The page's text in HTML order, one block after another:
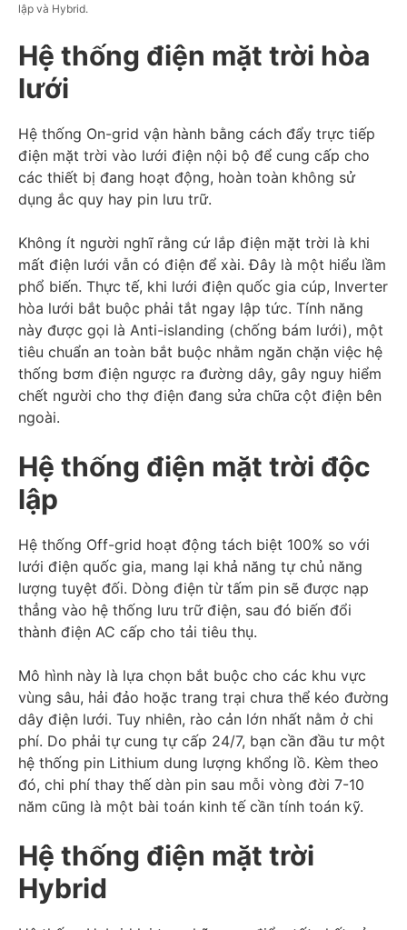
lập và Hybrid.
Hệ thống điện mặt trời hòa
lưới
Hệ thống On-grid vận hành bằng cách đẩy trực tiếp
điện mặt trời vào lưới điện nội bộ để cung cấp cho
các thiết bị đang hoạt động, hoàn toàn không sử
dụng ắc quy hay pin lưu trữ.
Không ít người nghĩ rằng cứ lắp điện mặt trời là khi
mất điện lưới vẫn có điện để xài. Đây là một hiểu lầm
phổ biến. Thực tế, khi lưới điện quốc gia cúp, Inverter
hòa lưới bắt buộc phải tắt ngay lập tức. Tính năng
này được gọi là Anti-islanding (chống bám lưới), một
tiêu chuẩn an toàn bắt buộc nhằm ngăn chặn việc hệ
thống bơm điện ngược ra đường dây, gây nguy hiểm
chết người cho thợ điện đang sửa chữa cột điện bên
ngoài.
Hệ thống điện mặt trời độc
lập
Hệ thống Off-grid hoạt động tách biệt 100% so với
lưới điện quốc gia, mang lại khả năng tự chủ năng
lượng tuyệt đối. Dòng điện từ tấm pin sẽ được nạp
thẳng vào hệ thống lưu trữ điện, sau đó biến đổi
thành điện AC cấp cho tải tiêu thụ.
Mô hình này là lựa chọn bắt buộc cho các khu vực
vùng sâu, hải đảo hoặc trang trại chưa thể kéo đường
dây điện lưới. Tuy nhiên, rào cản lớn nhất nằm ở chi
phí. Do phải tự cung tự cấp 24/7, bạn cần đầu tư một
hệ thống pin Lithium dung lượng khổng lồ. Kèm theo
đó, chi phí thay thế dàn pin sau mỗi vòng đời 7-10
năm cũng là một bài toán kinh tế cần tính toán kỹ.
Hệ thống điện mặt trời
Hybrid